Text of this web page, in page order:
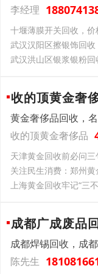
李经理
十堰薄膜开关回收，
武汉汉阳区擦银饰回收
武汉洪山区银浆银粉回
收的顶黄金奢
黄金奢侈品回收，
收的顶黄金奢侈品
关注民生消费：郑州
成都广成废品
成都焊锡回收，成
陈先生